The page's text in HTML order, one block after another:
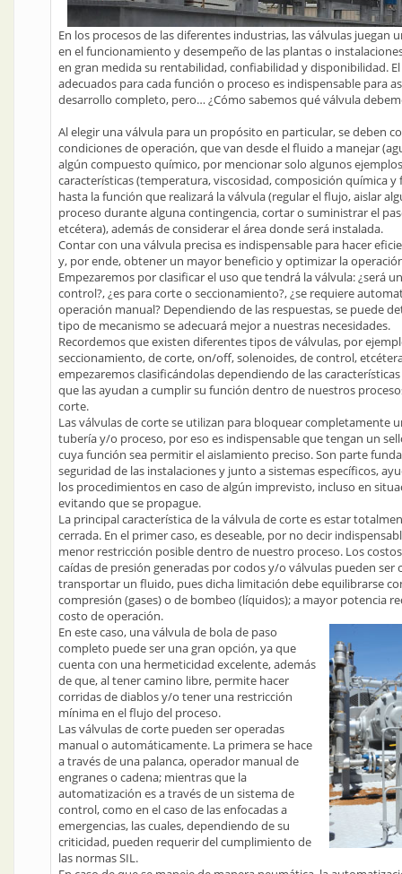
En los procesos de las diferentes industrias, las válvulas juegan
en el funcionamiento y desempeño de las plantas o
en gran medida su rentabilidad, confiabilidad y disponibilidad.
adecuados para cada función o proceso es indispensable para
desarrollo completo, pero… ¿Cómo sabemos qué válvula
Al elegir una válvula para un propósito en particular, se deben
condiciones de operación, que van desde el fluido a manejar
algún compuesto químico, por mencionar solo algunos
características (temperatura, viscosidad, composición química y
hasta la función que realizará la válvula (regular el flujo, aislar
proceso durante alguna contingencia, cortar o suministrar el
etcétera), además de considerar el área donde será instalada.
Contar con una válvula precisa es indispensable para hacer
y, por ende, obtener un mayor beneficio y optimizar la
Empezaremos por clasificar el uso que tendrá la válvula: ¿será
control?, ¿es para corte o seccionamiento?, ¿se requiere
operación manual? Dependiendo de las respuestas, se puede
tipo de mecanismo se adecuará mejor a nuestras necesidades.
Recordemos que existen diferentes tipos de válvulas, por
seccionamiento, de corte, on/off, solenoides, de control,
empezaremos clasificándolas dependiendo de las
que las ayudan a cumplir su función dentro de nuestros
corte.
Las válvulas de corte se utilizan para bloquear completamente
tubería y/o proceso, por eso es indispensable que tengan un
cuya función sea permitir el aislamiento preciso. Son parte
seguridad de las instalaciones y junto a sistemas específicos,
los procedimientos en caso de algún imprevisto, incluso en
evitando que se propague.
La principal característica de la válvula de corte es estar
cerrada. En el primer caso, es deseable, por no decir
menor restricción posible dentro de nuestro proceso. Los
caídas de presión generadas por codos y/o válvulas pueden ser
transportar un fluido, pues dicha limitación debe equilibrarse
compresión (gases) o de bombeo (líquidos); a mayor potencia
costo de operación.
En este caso, una válvula de bola de paso
completo puede ser una gran opción, ya que
cuenta con una hermeticidad excelente, además
de que, al tener camino libre, permite hacer
corridas de diablos y/o tener una restricción
mínima en el flujo del proceso.
Las válvulas de corte pueden ser operadas
manual o automáticamente. La primera se hace
a través de una palanca, operador manual de
engranes o cadena; mientras que la
automatización es a través de un sistema de
control, como en el caso de las enfocadas a
emergencias, las cuales, dependiendo de su
criticidad, pueden requerir del cumplimiento de
las normas SIL.